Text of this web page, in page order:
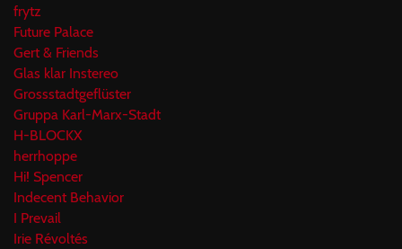
frytz
Future Palace
Gert & Friends
Glas klar Instereo
Grossstadtgeflüster
Gruppa Karl-Marx-Stadt
H-BLOCKX
herrhoppe
Hi! Spencer
Indecent Behavior
I Prevail
Irie Révoltés